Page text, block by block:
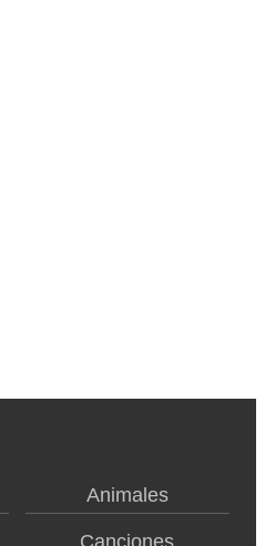
Animales
Canciones